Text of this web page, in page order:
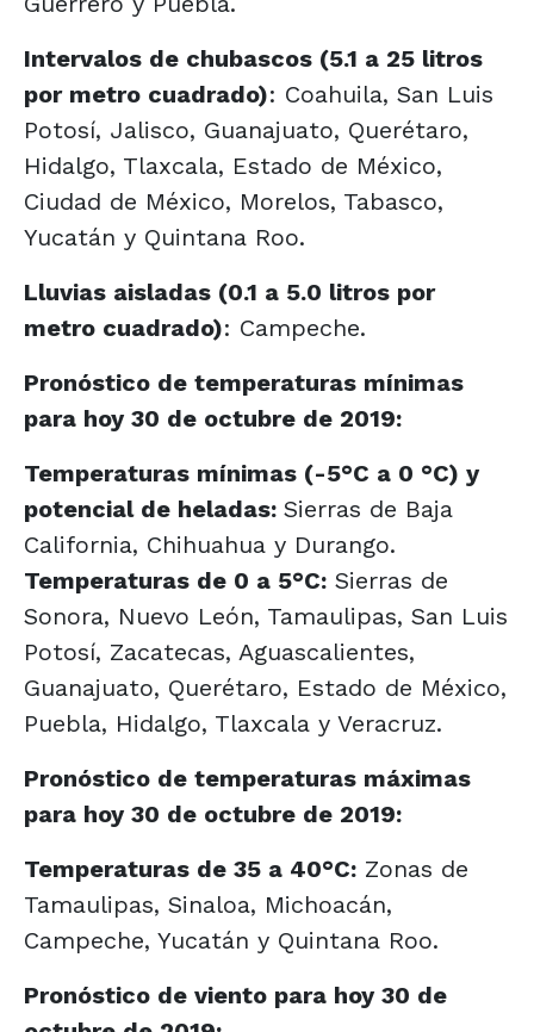
Intervalos de chubascos (5.1 a 25 litros
por metro cuadrado): Coahuila, San Luis
Potosí, Jalisco, Guanajuato, Querétaro,
Hidalgo, Tlaxcala, Estado de México,
Ciudad de México, Morelos, Tabasco,
Yucatán y Quintana Roo.
Lluvias aisladas (0.1 a 5.0 litros por
metro cuadrado): Campeche.
Pronóstico de temperaturas mínimas
para hoy 30 de octubre de 2019:
Temperaturas mínimas (-5°C a 0 °C) y
potencial de heladas: Sierras de Baja
California, Chihuahua y Durango.
Temperaturas de 0 a 5°C: Sierras de
Sonora, Nuevo León, Tamaulipas, San Luis
Potosí, Zacatecas, Aguascalientes,
Guanajuato, Querétaro, Estado de México,
Puebla, Hidalgo, Tlaxcala y Veracruz.
Pronóstico de temperaturas máximas
para hoy 30 de octubre de 2019:
Temperaturas de 35 a 40°C: Zonas de
Tamaulipas, Sinaloa, Michoacán,
Campeche, Yucatán y Quintana Roo.
Pronóstico de viento para hoy 30 de